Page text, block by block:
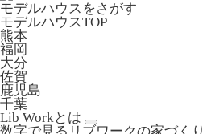
モデルハウスをさがす
モデルハウスTOP
熊本
福岡
大分
佐賀
鹿児島
千葉
Lib Workとは